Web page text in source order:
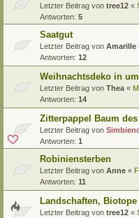
Letzter Beitrag von tree12 «
Antworten: 5
Saatgut
Letzter Beitrag von Amarille
Antworten: 12
Weihnachtsdeko in
Letzter Beitrag von Thea «
Antworten: 14
Zitterpappel Baum des
Letzter Beitrag von
Antworten: 1
Robiniensterben
Letzter Beitrag von Anne «
Antworten: 11
Landschaften, Biotope
Letzter Beitrag von tree12 «